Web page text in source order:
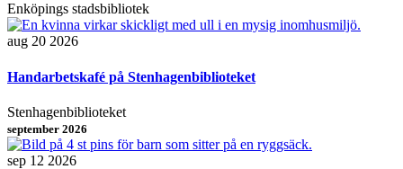
Enköpings stadsbibliotek
aug 20 2026
Handarbetskafé på Stenhagenbiblioteket
Stenhagenbiblioteket
september 2026
sep 12 2026